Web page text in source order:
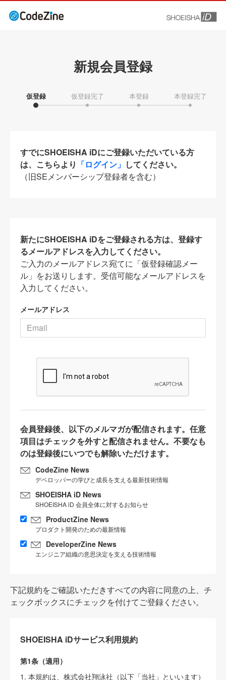
新規会員登録
仮登録 仮登録完了 本登録 本登録完了
すでにSHOEISHA iDにご登録いただいている方
は、こちらより 「ログイン」 してください。
（旧SEメンバーシップ登録者を含む）
新たにSHOEISHA iDをご登録される方は、登録す
るメールアドレスを入力してください。
ご入力のメールアドレス宛てに「仮登録確認メー
ル」をお送りします。受信可能なメールアドレスを
入力してください。
メールアドレス
会員登録後、以下のメルマガが配信されます。任意
項目はチェックを外すと配信されません。不要なも
のは登録後にいつでも解除いただけます。
CodeZine News
デベロッパーの学びと成長を支える最新技術情報
SHOEISHA iD News
SHOEISHA iD 会員全体に対するお知らせ
ProductZine News
プロダクト開発のための最新情報
DeveloperZine News
エンジニア組織の意思決定を支える技術情報
下記規約をご確認いただきすべての内容に同意の上、チ
ェックボックスにチェックを付けてご登録ください。
SHOEISHA iDサービス利用規約
第1条（適用）
1. 本規約は、株式会社翔泳社（以下「当社」といいます）